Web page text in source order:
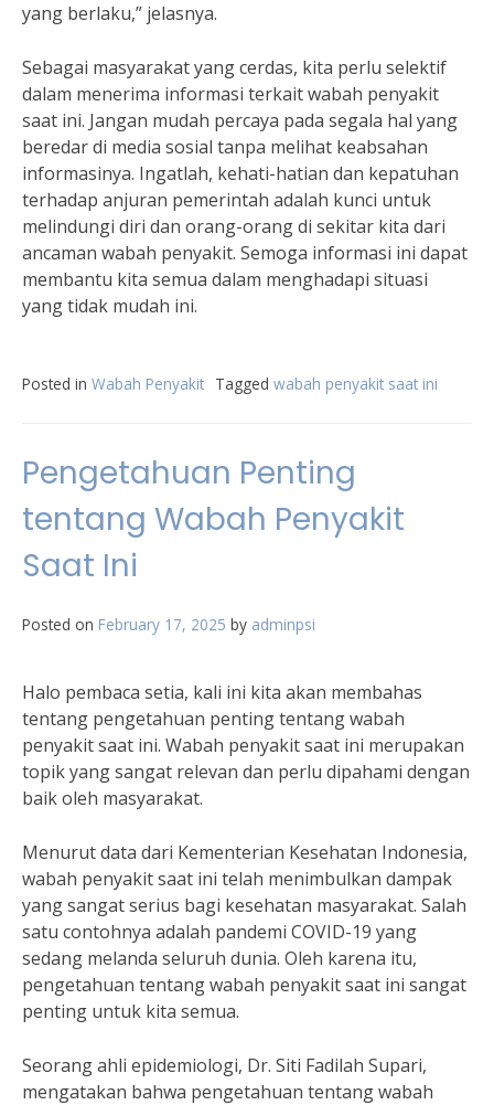
yang berlaku,” jelasnya.
Sebagai masyarakat yang cerdas, kita perlu selektif
dalam menerima informasi terkait wabah penyakit
saat ini. Jangan mudah percaya pada segala hal yang
beredar di media sosial tanpa melihat keabsahan
informasinya. Ingatlah, kehati-hatian dan kepatuhan
terhadap anjuran pemerintah adalah kunci untuk
melindungi diri dan orang-orang di sekitar kita dari
ancaman wabah penyakit. Semoga informasi ini dapat
membantu kita semua dalam menghadapi situasi
yang tidak mudah ini.
Posted in Wabah Penyakit Tagged wabah penyakit saat ini
Pengetahuan Penting
tentang Wabah Penyakit
Saat Ini
Posted on February 17, 2025 by adminpsi
Halo pembaca setia, kali ini kita akan membahas
tentang pengetahuan penting tentang wabah
penyakit saat ini. Wabah penyakit saat ini merupakan
topik yang sangat relevan dan perlu dipahami dengan
baik oleh masyarakat.
Menurut data dari Kementerian Kesehatan Indonesia,
wabah penyakit saat ini telah menimbulkan dampak
yang sangat serius bagi kesehatan masyarakat. Salah
satu contohnya adalah pandemi COVID-19 yang
sedang melanda seluruh dunia. Oleh karena itu,
pengetahuan tentang wabah penyakit saat ini sangat
penting untuk kita semua.
Seorang ahli epidemiologi, Dr. Siti Fadilah Supari,
mengatakan bahwa pengetahuan tentang wabah